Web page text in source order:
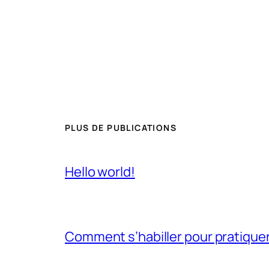
PLUS DE PUBLICATIONS
Hello world!
Comment s’habiller pour